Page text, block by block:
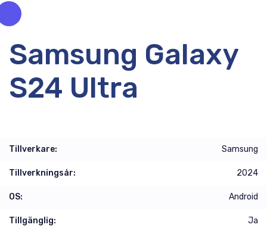
Samsung Galaxy
S24 Ultra
Tillverkare: Samsung
Tillverkningsår: 2024
OS: Android
Tillgänglig: Ja